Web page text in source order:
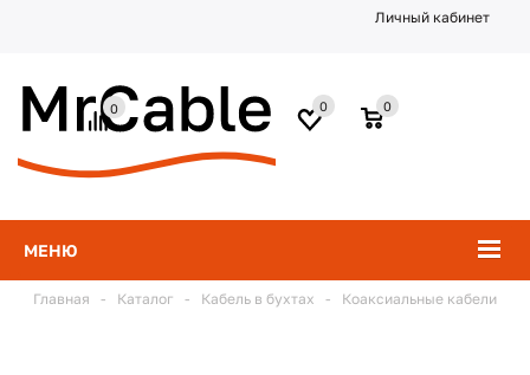
Личный кабинет
МЕНЮ
0
0
0
Главная - Каталог - Кабель в бухтах - Коаксиальные кабели